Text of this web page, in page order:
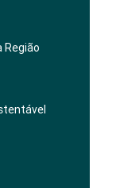
Região